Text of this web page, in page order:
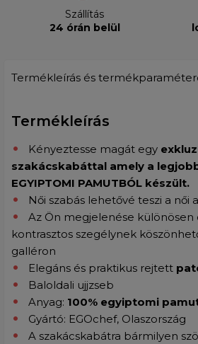
Szállítás
24 órán belül
Termékleírás és
Termékleírás
Kényeztesse magát egy
szakácskabáttal amely a
EGYIPTOMI PAMUTBÓL készült.
Női szabás lehetővé teszi a női
Az Ön megjelenése különösen
kontrasztos szegélynek
galléron
Elegáns és praktikus rejtett
Baloldali ujjzseb
Anyag: 100% egyiptomi
Gyártó: EGOchef, Olaszország
A szakácskabátra bármilyen